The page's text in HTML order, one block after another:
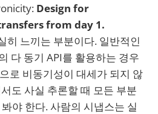
Design for
from day 1.
히 느끼는 부분이다. 일반적인
다 동기 API를 활용하는 경우
로 비동기성이 대세가 되지 않
도 사실 추론할 때 모든 부분
야 한다. 사람의 시냅스는 실